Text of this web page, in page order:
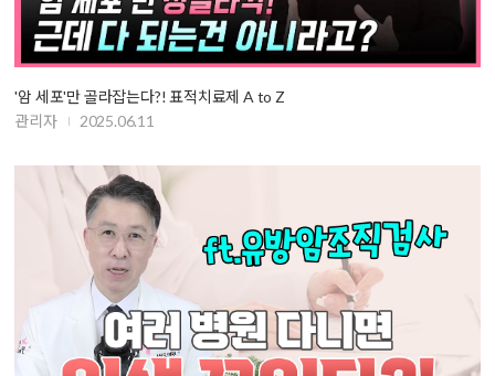
'암 세포'만 골라잡는다?! 표적치료제 A to Z
관리자
2025.06.11